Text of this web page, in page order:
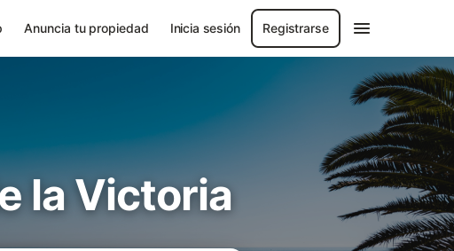
Anuncia tu propiedad Inicia sesión Registrarse
la Victoria